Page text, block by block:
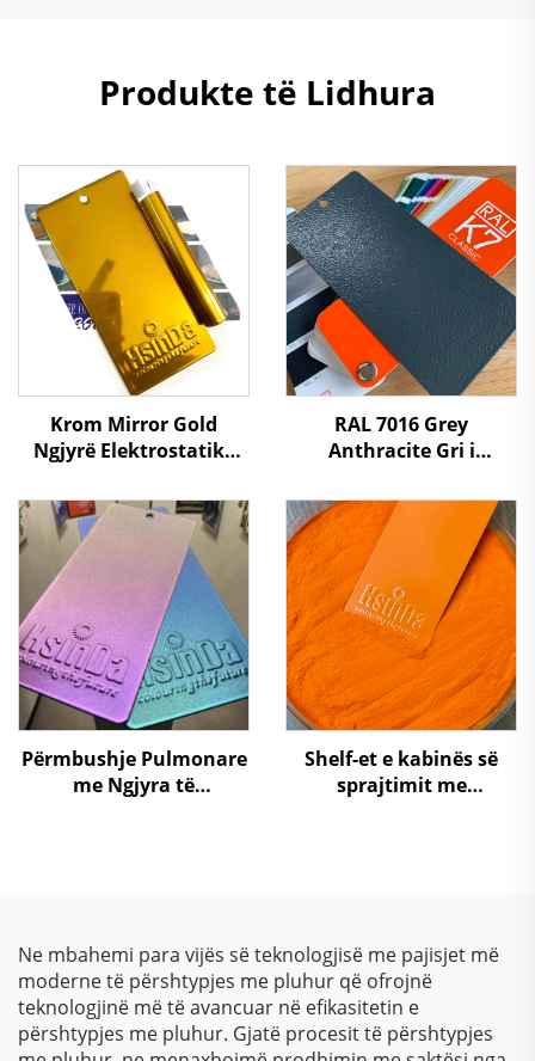
Produkte të Lidhura
Krom Mirror Gold
Ngjyrë Elektrostatike
Kimikateve Rezistente
Oksiduese Përmbushje
Pulvere Spray Paint për
Fabricim Metalik
RAL 7016 Grey
Anthracite Gri i
Arratisje Hibride
Poliester Përmbushës
Pulver për Metalin
Dekorativ
Përmbushje Pulmonare
me Ngjyra të
Shelf-et e kabinës së
sprajtimit me
Ne mbahemi para vijës së teknologjisë me pajisjet më
moderne të përshtypjes me pluhur që ofrojnë
teknologjinë më të avancuar në efikasitetin e
përshtypjes me pluhur. Gjatë procesit të përshtypjes